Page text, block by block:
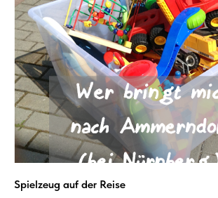
Spielzeug auf der Reise